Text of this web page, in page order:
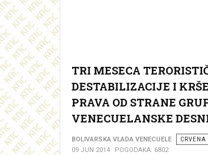
TRI MESECA
DESTABILIZACIJE I
PRAVA OD STRANE
VENECUELANSKE
BOLIVARSKA VLADA VENECUELE
09 JUN 2014
POGODAKA: 6802